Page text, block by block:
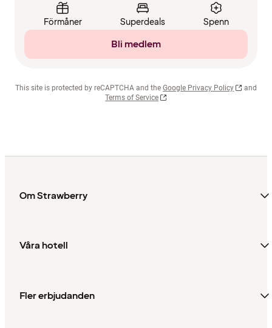
Förmåner Superdeals Spenn
Bli medlem
This site is protected by reCAPTCHA and the Google Privacy Policy
and
Terms of Service
Om Strawberry
Våra hotell
Fler erbjudanden